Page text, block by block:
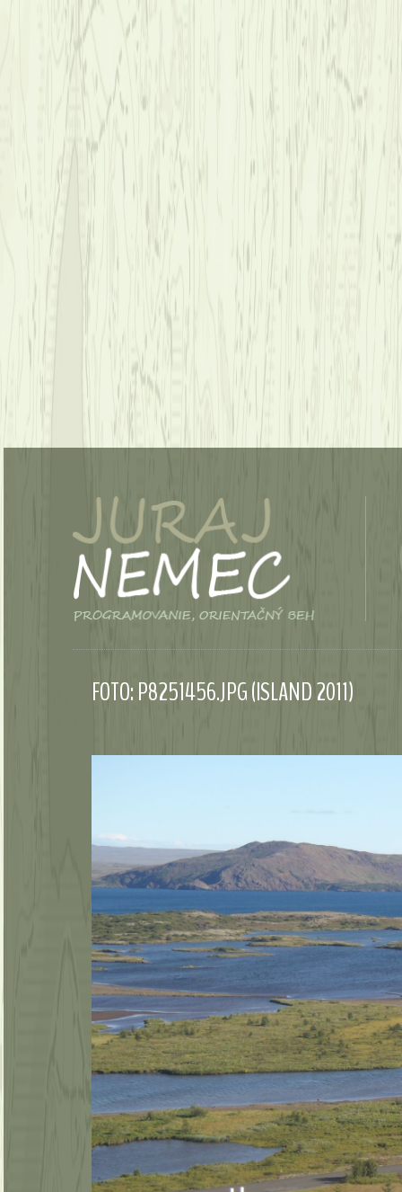
FOTO: P8251456.JPG (ISLAND 2011)